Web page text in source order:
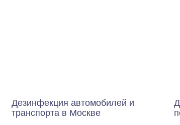
Дезинфекция автомобилей и
транспорта в Москве